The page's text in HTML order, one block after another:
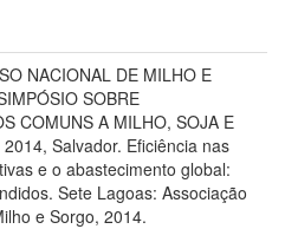
NACIONAL DE MILHO E
SOBRE
COMUNS A MILHO, SOJA E
2014, Salvador. Eficiência nas
e o abastecimento global:
Sete Lagoas: Associação
e Sorgo, 2014.